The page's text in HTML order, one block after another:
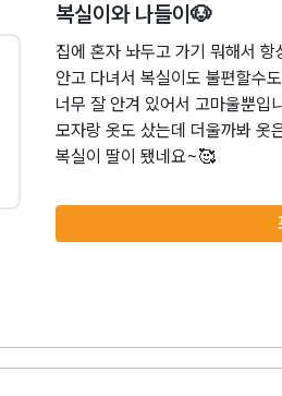
복실이와 나들이🐶
집에 혼자 놔두고 가기 뭐해서
안고 다녀서 복실이도 불편할수
너무 잘 안겨 있어서 고마울뿐
모자랑 옷도 샀는데 더울까봐 옷
복실이 딸이 됐네요~🥰